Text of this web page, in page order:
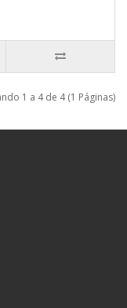
1 a 4 de 4 (1 Páginas)